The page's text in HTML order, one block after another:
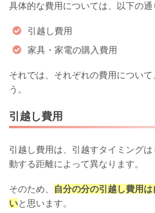
具体的な費用については、以下の通
引越し費用
家具・家電の購入費用
それでは、それぞれの費用につい
う。
引越し費用
引越し費用は、引越すタイミング
動する距離によって異なります。
そのため、
自分の分の引越し費用
いと思います。